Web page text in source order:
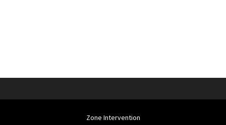
Zone Intervention